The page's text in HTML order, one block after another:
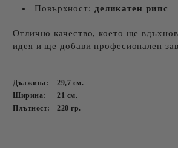
Повърхност: деликатен рипс
Отлично качество, което ще
идея и ще добави професионален
Дължина: 29,7 см.
Ширина:
21 см.
Плътност:
220гр.